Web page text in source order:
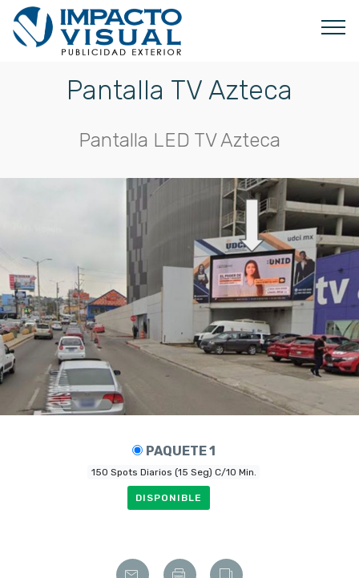
Pantalla TV Azteca
Pantalla LED TV Azteca
PAQUETE 1
150 Spots Diarios (15 Seg) C/10 Min.
DISPONIBLE